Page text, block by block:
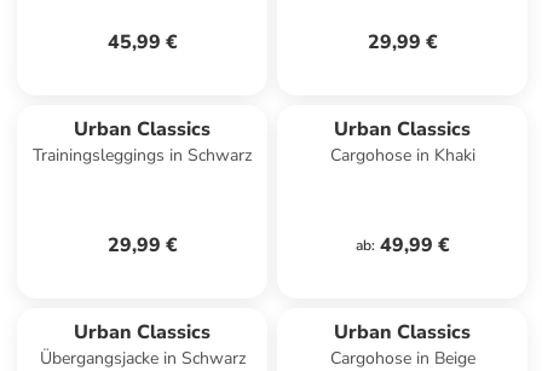
45,99 € 29,99 €
Urban Classics
Trainingsleggings in Schwarz
29,99 €
Urban Classics
Cargohose in Khaki
ab: 49,99 €
Urban Classics
Übergangsjacke in Schwarz
Urban Classics
Cargohose in Beige